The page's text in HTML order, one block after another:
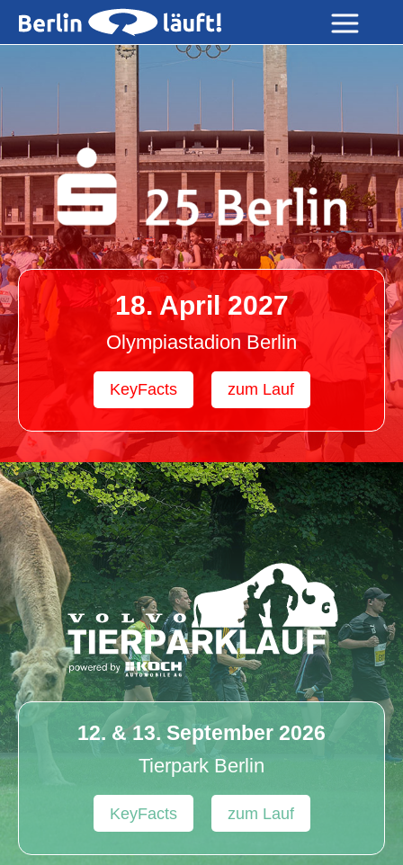
18. April 2027
Olympiastadion Berlin
KeyFacts zum Lauf
12. & 13. September 2026
Tierpark Berlin
KeyFacts zum Lauf